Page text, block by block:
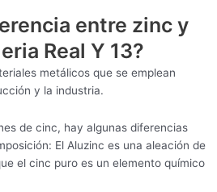
entre zinc y
Real Y 13?
metálicos que se emplean
y la industria.
de cinc, hay algunas diferencias
El Aluzinc es una aleación de
el cinc puro es un elemento químico